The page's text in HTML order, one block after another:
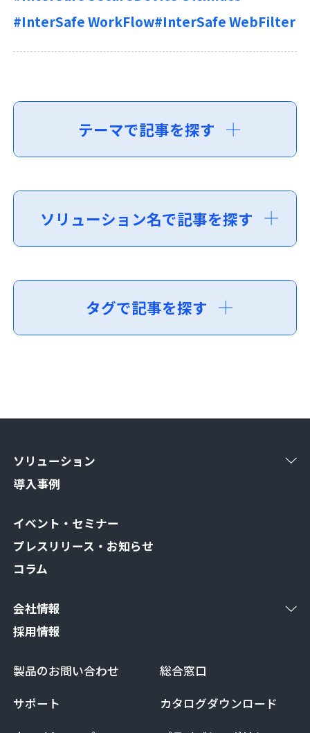
#InterSafe WorkFlow#InterSafe WebFilter
テーマで記事を探す
ソリューション名で記事を探す
タグで記事を探す
ソリューション
導入事例
イベント・セミナー
プレスリリース・お知らせ
コラム
会社情報
採用情報
製品のお問い合わせ
総合窓口
サポート
カタログダウンロード